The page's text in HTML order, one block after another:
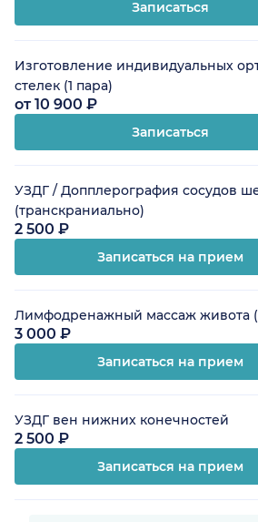
Записаться
Изготовление индивидуальных
стелек (1 пара)
от 10 900 ₽
Записаться
УЗДГ / Допплерография сосудов
(транскраниально)
2 500 ₽
Записаться на прием
Лимфодренажный массаж живота
3 000 ₽
Записаться на прием
УЗДГ вен нижних конечностей
2 500 ₽
Записаться на прием